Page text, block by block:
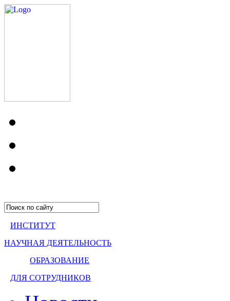
ИНСТИТУТ
НАУЧНАЯ ДЕЯТЕЛЬНОСТЬ
ОБРАЗОВАНИЕ
ДЛЯ СОТРУДНИКОВ